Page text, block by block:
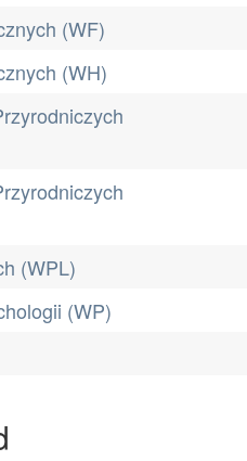
(WF)
(WH)
(WPL)
(WP)